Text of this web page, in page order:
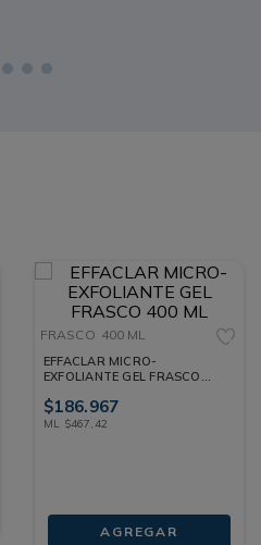
FRASCO 400 ML
EFFACLAR MICRO-
EXFOLIANTE GEL FRASCO
$186.967
ML $467,42
AGREGAR